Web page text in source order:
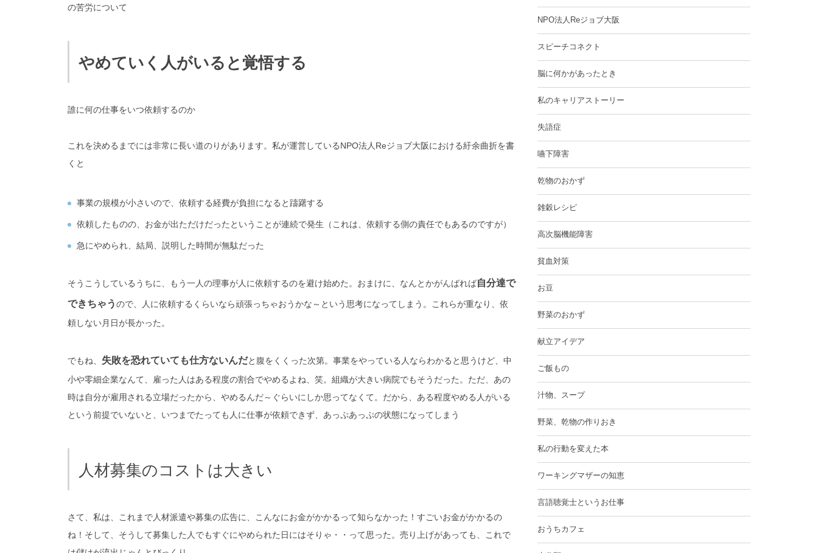
の苦労について
やめていく人がいると覚悟する
誰に何の仕事をいつ依頼するのか
これを決めるまでには非常に長い道のりがあります。私が運営しているNPO法人Reジョブ大阪における紆余曲折を書
くと
事業の規模が小さいので、依頼する経費が負担になると躊躇する
依頼したものの、お金が出ただけだったということが連続で発生（これは、依頼する側の責任でもあるのですが）
急にやめられ、結局、説明した時間が無駄だった
そうこうしているうちに、もう一人の理事が人に依頼するのを避け始めた。おまけに、 なんとかがんばれば自分達で
できちゃうので、人に依頼するくらいなら頑張っちゃおうかな～という思考になってしまう。
これらが重なり、依
頼しない月日が長かった。
でもね、 失敗を恐れていても仕方ないんだと腹をくくった次第。事業をやっている人ならわかると思うけど、中
小や零細企業なんて、雇った人はある程度の割合でやめるよね、笑。組織が大きい病院でもそうだった。ただ、あの
時は自分が雇用される立場だったから、やめるんだ～ぐらいにしか思ってなくて。 だから、ある程度やめる人がいる
という前提でいないと、いつまでたっても人に仕事が依頼できず、あっぷあっぷの状態になってしまう
人材募集のコストは大きい
さて、私は、これまで人材派遣や募集の広告に、こんなにお金がかかるって知らなかった！すごいお金がかかるの
ね！そして、そうして募集した人でもすぐにやめられた日にはそりゃ・・って思った。売り上げがあっても、これで
NPO法人Reジョブ大阪
スピーチコネクト
脳に何かがあったとき
私のキャリアストーリー
失語症
嚥下障害
乾物のおかず
雑穀レシピ
高次脳機能障害
貧血対策
お豆
野菜のおかず
献立アイデア
ご飯もの
汁物、スープ
野菜、乾物の作りおき
私の行動を変えた本
ワーキングマザーの知恵
言語聴覚士というお仕事
おうちカフェ